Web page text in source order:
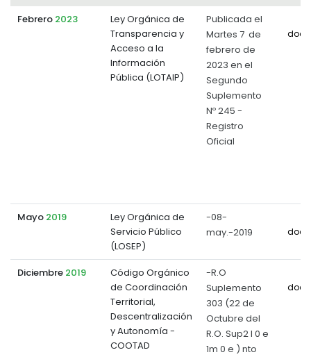
Febrero 2023
Ley Orgánica de
Transparencia y
Acceso a la
Información
Pública (LOTAIP)
Publicada el
Martes 7 de
febrero de
2023 en el
Segundo
Suplemento
Nº 245 -
Registro
Oficial
Mayo 2019
Ley Orgánica de
Servicio Público
(LOSEP)
-08-
may.-2019
Diciembre 2019
Código Orgánico
de Coordinación
Territorial,
Descentralización
y Autonomía -
COOTAD
-R.O
Suplemento
303 (22 de
Octubre del
R.O. Sup2 l 0 e
1m 0 e ) nto